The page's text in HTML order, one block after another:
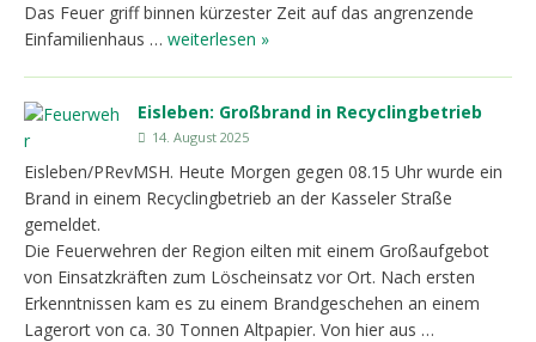
Das Feuer griff binnen kürzester Zeit auf das angrenzende
Einfamilienhaus … weiterlesen »
Eisleben: Großbrand in Recyclingbetrieb
14. August 2025
Eisleben/PRevMSH. Heute Morgen gegen 08.15 Uhr wurde ein
Brand in einem Recyclingbetrieb an der Kasseler Straße
gemeldet.
Die Feuerwehren der Region eilten mit einem Großaufgebot
von Einsatzkräften zum Löscheinsatz vor Ort. Nach ersten
Erkenntnissen kam es zu einem Brandgeschehen an einem
Lagerort von ca. 30 Tonnen Altpapier. Von hier aus …